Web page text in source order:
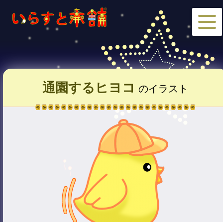
通園するヒヨコ のイラスト